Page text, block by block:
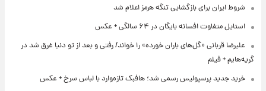
شروط ایران برای بازگشایی تنگه هرمز اعلام شد
استایل متفاوت افسانه بایگان در ۶۴ سالگی + عکس
علیرضا قربانی «گل‌های باران خورده» را خواند/ رفتی و بعد از تو دنیا غرق شد در
گریه‌هایم + فیلم
خرید جدید پرسپولیس رسمی شد؛ هافبک تازه‌وارد با لباس سرخ + عکس